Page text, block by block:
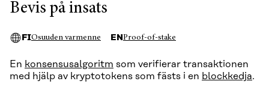
Bevis på insats
FIOsuuden varmenne EN Proof-of-stake
En konsensusalgoritm som verifierar transaktionen
med hjälp av kryptotokens som fästs i en blockkedja.